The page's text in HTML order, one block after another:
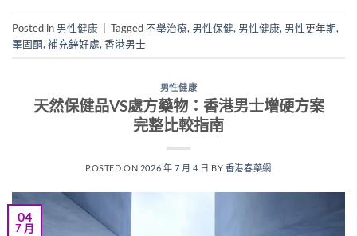
Posted in 男性健康 Tagged不舉治療, 男性保健, 男性健康, 男性更年期,
睪固酮, 補充鋅好處, 香港男士
男性健康
天然保健品VS處方藥物：香港男士增硬方案
完整比較指南
POSTED ON 2026 年 7 月 4 日 BY 香港春藥網
04
7 月